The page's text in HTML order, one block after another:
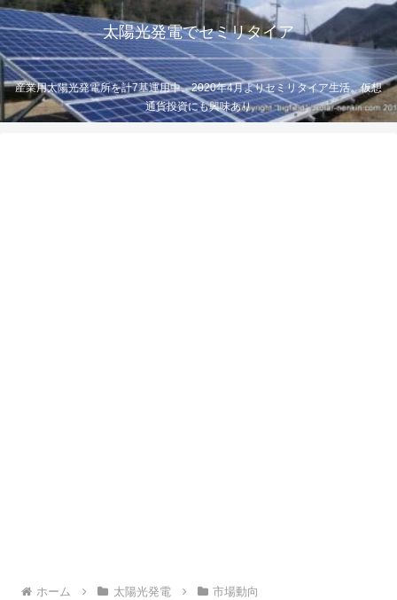
太陽光発電でセミリタイア
産業用太陽光発電所を計7基運用中。2020年4月よりセミリタイア生活。仮想
通貨投資にも興味あり
ホーム 太陽光発電 市場動向